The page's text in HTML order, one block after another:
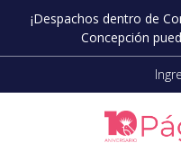
¡Despachos dentro de
Concepción